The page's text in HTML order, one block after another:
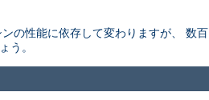
の性能に依存して変わりますが、 数百
う。